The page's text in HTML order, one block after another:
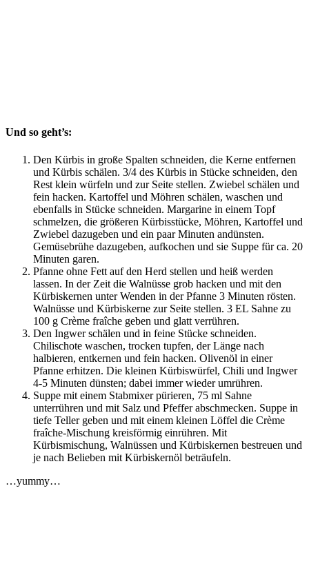
Und so geht’s:
Den Kürbis in große Spalten schneiden, die Kerne entfernen
und Kürbis schälen. 3/4 des Kürbis in Stücke schneiden, den
Rest klein würfeln und zur Seite stellen. Zwiebel schälen und
fein hacken. Kartoffel und Möhren schälen, waschen und
ebenfalls in Stücke schneiden. Margarine in einem Topf
schmelzen, die größeren Kürbisstücke, Möhren, Kartoffel und
Zwiebel dazugeben und ein paar Minuten andünsten.
Gemüsebrühe dazugeben, aufkochen und sie Suppe für ca. 20
Minuten garen.
Pfanne ohne Fett auf den Herd stellen und heiß werden
lassen. In der Zeit die Walnüsse grob hacken und mit den
Kürbiskernen unter Wenden in der Pfanne 3 Minuten rösten.
Walnüsse und Kürbiskerne zur Seite stellen. 3 EL Sahne zu
100 g Crème fraîche geben und glatt verrühren.
Den Ingwer schälen und in feine Stücke schneiden.
Chilischote waschen, trocken tupfen, der Länge nach
halbieren, entkernen und fein hacken. Olivenöl in einer
Pfanne erhitzen. Die kleinen Kürbiswürfel, Chili und Ingwer
4-5 Minuten dünsten; dabei immer wieder umrühren.
Suppe mit einem Stabmixer pürieren, 75 ml Sahne
unterrühren und mit Salz und Pfeffer abschmecken. Suppe in
tiefe Teller geben und mit einem kleinen Löffel die Crème
fraîche-Mischung kreisförmig einrühren. Mit
Kürbismischung, Walnüssen und Kürbiskernen bestreuen und
je nach Belieben mit Kürbiskernöl beträufeln.
…yummy…